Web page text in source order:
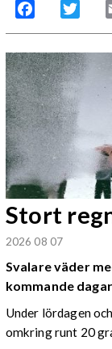
Facebook
Stort
2026 08 07
Svalare väder
kommande
Under lördagen
omkring runt 20